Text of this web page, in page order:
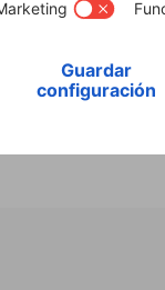
9,99 EUR